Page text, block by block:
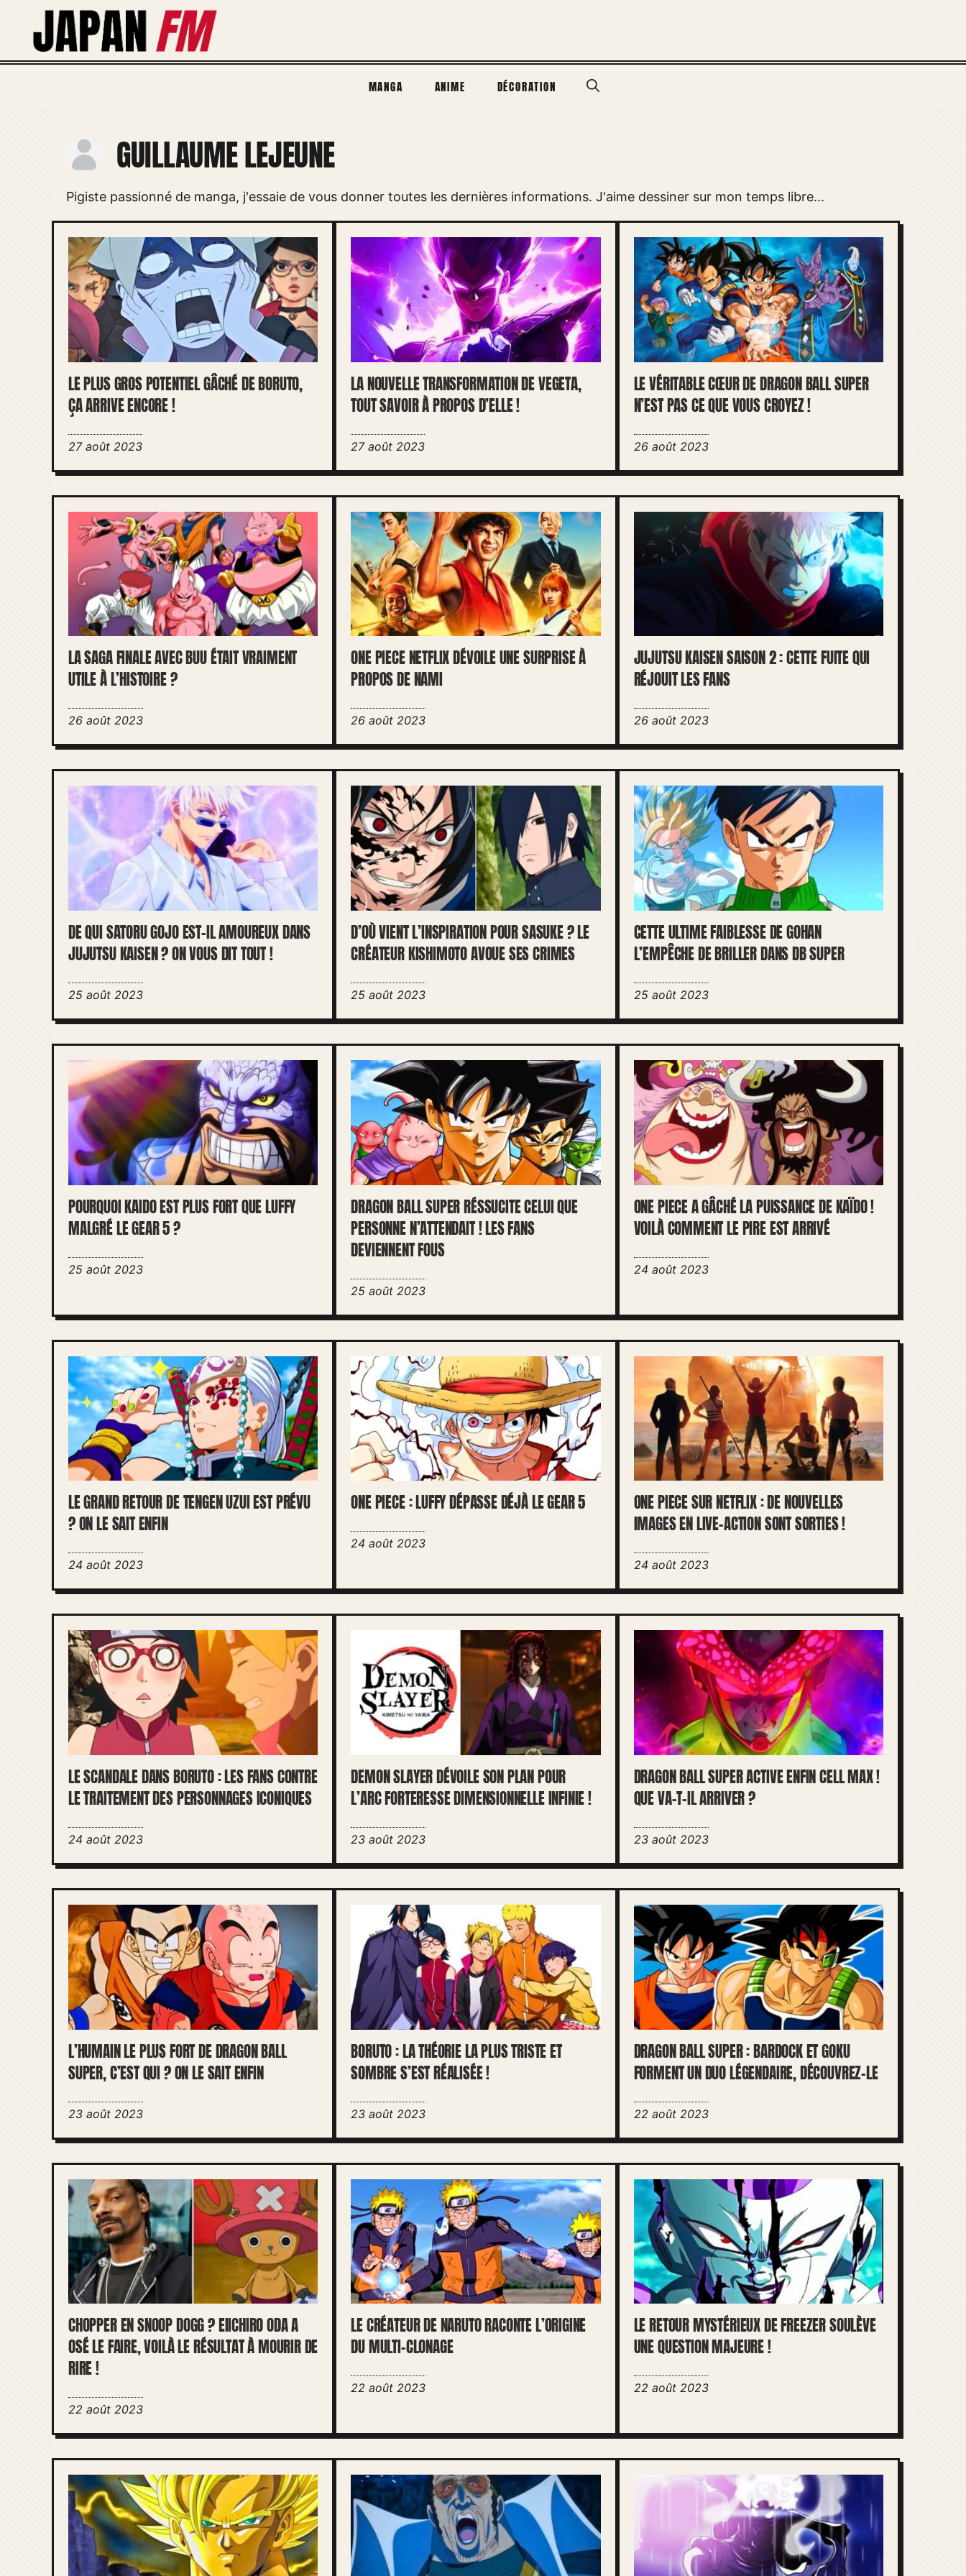
contenu
MANGA ANIME DÉCORATION
GUILLAUME LEJEUNE
Pigiste passionné de manga, j'essaie de vous donner toutes les dernières informations. J'aime dessiner sur mon temps libre...
LE PLUS GROS POTENTIEL GÂCHÉ DE BORUTO,
ÇA ARRIVE ENCORE !
27 août 2023
LA NOUVELLE TRANSFORMATION DE VEGETA,
TOUT SAVOIR À PROPOS D’ELLE !
27 août 2023
LE VÉRITABLE CŒUR DE DRAGON BALL SUPER
N’EST PAS CE QUE VOUS CROYEZ !
26 août 2023
LA SAGA FINALE AVEC BUU ÉTAIT VRAIMENT
UTILE À L’HISTOIRE ?
26 août 2023
ONE PIECE NETFLIX DÉVOILE UNE SURPRISE À
PROPOS DE NAMI
26 août 2023
JUJUTSU KAISEN SAISON 2 : CETTE FUITE QUI
RÉJOUIT LES FANS
26 août 2023
DE QUI SATORU GOJO EST-IL AMOUREUX DANS
JUJUTSU KAISEN ? ON VOUS DIT TOUT !
25 août 2023
D’OÙ VIENT L’INSPIRATION POUR SASUKE ? LE
CRÉATEUR KISHIMOTO AVOUE SES CRIMES
25 août 2023
CETTE ULTIME FAIBLESSE DE GOHAN
L’EMPÊCHE DE BRILLER DANS DB SUPER
25 août 2023
POURQUOI KAIDO EST PLUS FORT QUE LUFFY
MALGRÉ LE GEAR 5 ?
25 août 2023
DRAGON BALL SUPER RÉSSUCITE CELUI QUE
PERSONNE N’ATTENDAIT ! LES FANS
DEVIENNENT FOUS
25 août 2023
ONE PIECE A GÂCHÉ LA PUISSANCE DE KAÏDO !
VOILÀ COMMENT LE PIRE EST ARRIVÉ
24 août 2023
LE GRAND RETOUR DE TENGEN UZUI EST PRÉVU
? ON LE SAIT ENFIN
24 août 2023
ONE PIECE : LUFFY DÉPASSE DÉJÀ LE GEAR 5
24 août 2023
ONE PIECE SUR NETFLIX : DE NOUVELLES
IMAGES EN LIVE-ACTION SONT SORTIES !
24 août 2023
LE SCANDALE DANS BORUTO : LES FANS CONTRE
LE TRAITEMENT DES PERSONNAGES ICONIQUES
24 août 2023
DEMON SLAYER DÉVOILE SON PLAN POUR
L’ARC FORTERESSE DIMENSIONNELLE INFINIE !
23 août 2023
DRAGON BALL SUPER ACTIVE ENFIN CELL MAX !
QUE VA-T-IL ARRIVER ?
23 août 2023
L’HUMAIN LE PLUS FORT DE DRAGON BALL
SUPER, C’EST QUI ? ON LE SAIT ENFIN
23 août 2023
BORUTO : LA THÉORIE LA PLUS TRISTE ET
SOMBRE S’EST RÉALISÉE !
23 août 2023
DRAGON BALL SUPER : BARDOCK ET GOKU
FORMENT UN DUO LÉGENDAIRE, DÉCOUVREZ-LE
22 août 2023
CHOPPER EN SNOOP DOGG ? EIICHIRO ODA A
OSÉ LE FAIRE, VOILÀ LE RÉSULTAT À MOURIR DE
RIRE !
22 août 2023
LE CRÉATEUR DE NARUTO RACONTE L’ORIGINE
DU MULTI-CLONAGE
22 août 2023
LE RETOUR MYSTÉRIEUX DE FREEZER SOULÈVE
UNE QUESTION MAJEURE !
22 août 2023